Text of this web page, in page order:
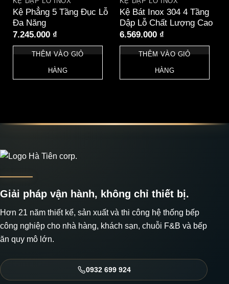
Kệ Phẳng 5 Tầng Đục Lỗ
Đa Năng
7.245.000 ₫
THÊM VÀO GIỎ
HÀNG
Kệ Bát Inox 304 4 Tầng
Dập Lỗ Chất Lượng Cao
6.569.000 ₫
THÊM VÀO GIỎ
HÀNG
Giải pháp vận hành, không chỉ thiết bị.
Hơn 21 năm thiết kế, sản xuất và thi công hệ thống bếp
công nghiệp cho nhà hàng, khách sạn, chuỗi F&B và bếp
ăn quy mô lớn.
0932 699 924